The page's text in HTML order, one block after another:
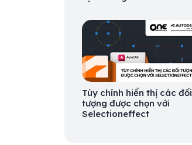
Tùy chỉnh hiển thị các đối
tượng được chọn với
Selectioneffect